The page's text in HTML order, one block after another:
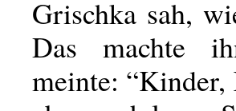
Grischka sah,
Das machte
meinte: